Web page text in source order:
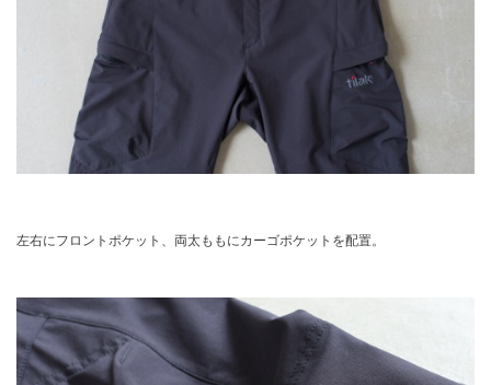
左右にフロントポケット、両太ももにカーゴポケットを配置。